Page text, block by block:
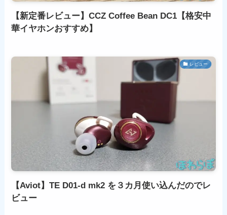
【新定番レビュー】CCZ Coffee Bean DC1【格安中
華イヤホンおすすめ】
レビュー
【Aviot】TE D01-d mk2 を３カ月使い込んだのでレ
ビュー